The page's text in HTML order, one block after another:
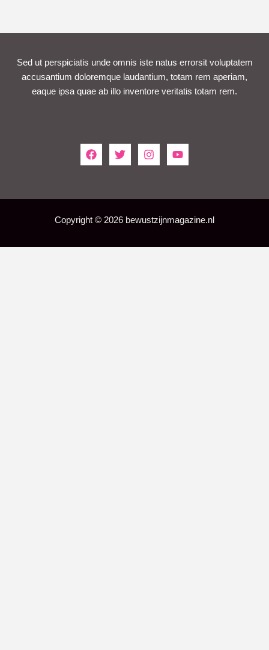
Sed ut perspiciatis unde omnis iste natus errorsit voluptatem
accusantium doloremque laudantium, totam rem aperiam,
eaque ipsa quae ab illo inventore veritatis totam rem.
Copyright © 2026 bewustzijnmagazine.nl